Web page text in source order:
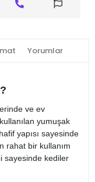
Yorumlar
ve ev
yumuşak
yapısı sayesinde
rahat bir kullanım
sayesinde kediler